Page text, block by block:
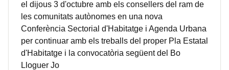
el dijous 3 d'octubre amb els consellers del ram de
les comunitats autònomes en una nova
Conferència Sectorial d'Habitatge i Agenda Urbana
per continuar amb els treballs del proper Pla Estatal
d'Habitatge i la convocatòria següent del Bo
Lloguer Jo